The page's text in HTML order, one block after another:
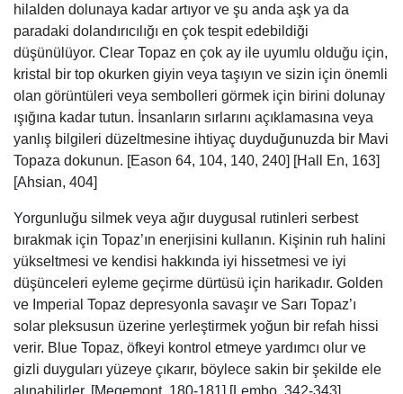
hilalden dolunaya kadar artıyor ve şu anda aşk ya da
paradaki dolandırıcılığı en çok tespit edebildiği
düşünülüyor. Clear Topaz en çok ay ile uyumlu olduğu için,
kristal bir top okurken giyin veya taşıyın ve sizin için önemli
olan görüntüleri veya sembolleri görmek için birini dolunay
ışığına kadar tutun. İnsanların sırlarını açıklamasına veya
yanlış bilgileri düzeltmesine ihtiyaç duyduğunuzda bir Mavi
Topaza dokunun. [Eason 64, 104, 140, 240] [Hall En, 163]
[Ahsian, 404]
Yorgunluğu silmek veya ağır duygusal rutinleri serbest
bırakmak için Topaz’ın enerjisini kullanın. Kişinin ruh halini
yükseltmesi ve kendisi hakkında iyi hissetmesi ve iyi
düşünceleri eyleme geçirme dürtüsü için harikadır. Golden
ve Imperial Topaz depresyonla savaşır ve Sarı Topaz’ı
solar pleksusun üzerine yerleştirmek yoğun bir refah hissi
verir. Blue Topaz, öfkeyi kontrol etmeye yardımcı olur ve
gizli duyguları yüzeye çıkarır, böylece sakin bir şekilde ele
alınabilirler. [Megemont, 180-181] [Lembo, 342-343]